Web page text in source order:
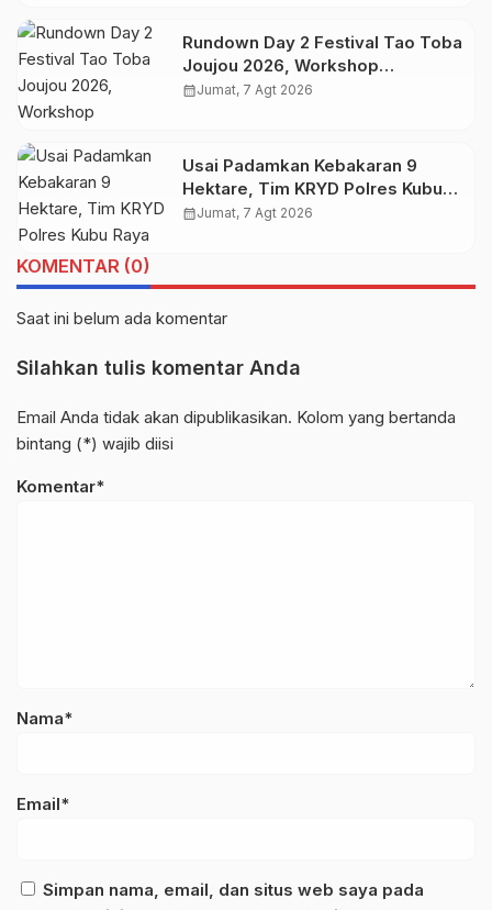
Rundown Day 2 Festival Tao Toba
Joujou 2026, Workshop
Pengembangan UMKM
calendar_monthJumat, 7 Agt 2026
Usai Padamkan Kebakaran 9
Hektare, Tim KRYD Polres Kubu
Raya Kini Memburu Bara di Bawah
calendar_monthJumat, 7 Agt 2026
KOMENTAR (0)
Saat ini belum ada komentar
Silahkan tulis komentar Anda
Email Anda tidak akan dipublikasikan. Kolom yang bertanda
bintang (*) wajib diisi
Komentar*
Nama*
Email*
Simpan nama, email, dan situs web saya pada